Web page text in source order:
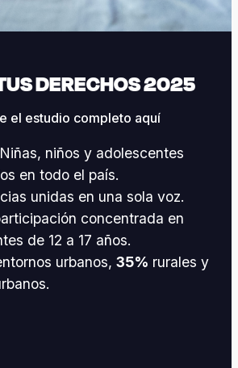
DERECHOS 2025
el estudio completo aquí
Niñas, niños y adolescentes
en todo el país.
unidas en una sola voz.
concentrada en
de 12 a 17 años.
urbanos, 35% rurales y